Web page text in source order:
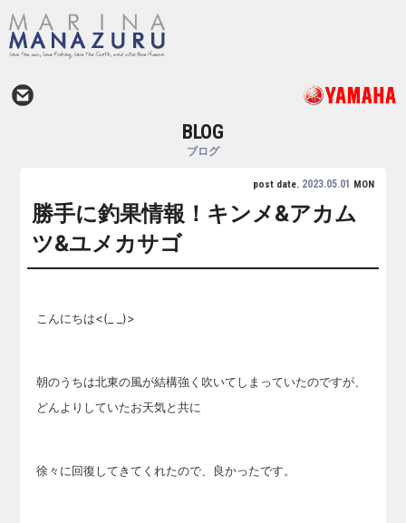
BLOG
ブログ
post date. 2023.05.01 MON
勝手に釣果情報！キンメ&アカム
ツ&ユメカサゴ
こんにちは<(_ _)>
朝のうちは北東の風が結構強く吹いてしまっていたのですが、
どんよりしていたお天気と共に
徐々 に回復してきてくれたので、良かったです。